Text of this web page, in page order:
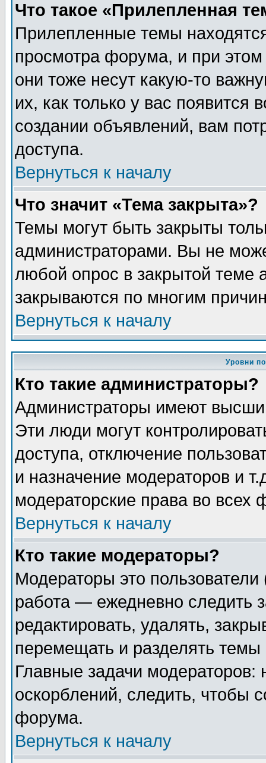
Что такое «Прилепленная
Прилепленные темы
просмотра форума, и при
они тоже несут какую-то
их, как только у вас появится
создании объявлений, вам
доступа.
Вернуться к началу
Что значит «Тема закрыта»?
Темы могут быть закрыты
администраторами. Вы не
любой опрос в закрытой теме
закрываются по многим
Вернуться к началу
Уровни
Кто такие администраторы?
Администраторы имеют
Эти люди могут
доступа, отключение
и назначение модераторов и
модераторские права во всех
Вернуться к началу
Кто такие модераторы?
Модераторы это
работа — ежедневно следить
редактировать, удалять,
перемещать и разделять
Главные задачи
оскорблений, следить, чтобы
форума.
Вернуться к началу